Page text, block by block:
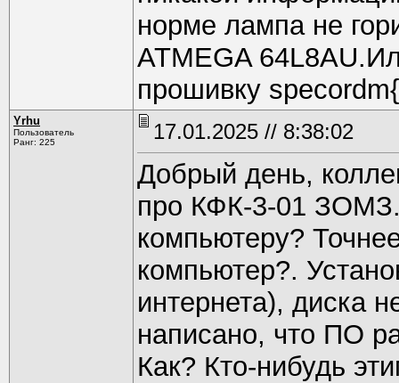
норме лампа не
ATMEGA
прошивку
Yrhu
Пользователь
Ранг: 225
17.01.2025 // 8:38:02
Добрый день,
про КФК-3-01 ЗОМЗ.
компьютеру?
компьютер?.
интернета), диска
написано, что ПО
Как? Кто-нибудь